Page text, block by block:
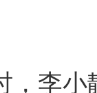
，李